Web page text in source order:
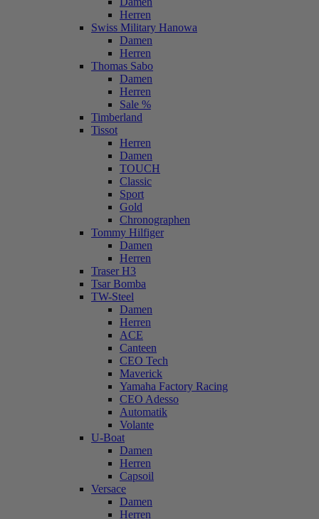
Herren
Swiss Military Hanowa
Damen
Herren
Thomas Sabo
Damen
Herren
Sale %
Timberland
Tissot
Herren
Damen
TOUCH
Classic
Sport
Gold
Chronographen
Tommy Hilfiger
Damen
Herren
Traser H3
Tsar Bomba
TW-Steel
Damen
Herren
ACE
Canteen
CEO Tech
Maverick
Yamaha Factory Racing
CEO Adesso
Automatik
Volante
U-Boat
Damen
Herren
Capsoil
Versace
Damen
Herren